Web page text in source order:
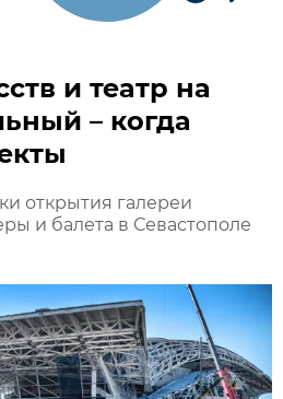
и театр на
– когда
открытия галереи
и балета в Севастополе